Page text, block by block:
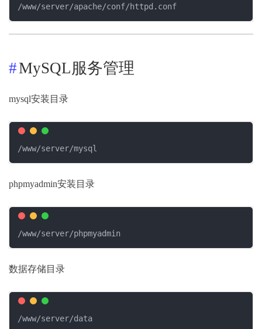
/www/server/apache/conf/httpd.conf
MySQL服务管理
mysql安装目录
/www/server/mysql
phpmyadmin安装目录
/www/server/phpmyadmin
数据存储目录
/www/server/data